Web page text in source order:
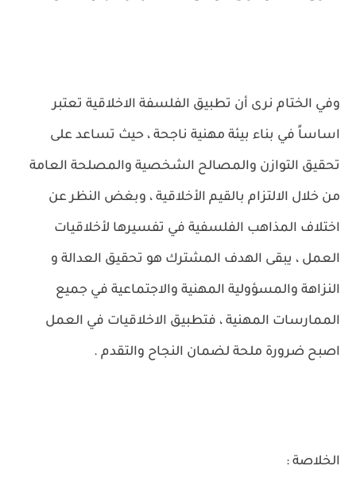
وفي الختام نرى أن تطبيق الفلسفة الاخلاقية تعتبر
اساساً في بناء بيئة مهنية ناجحة ، حيث تساعد على
تحقيق التوازن والمصالح الشخصية والمصلحة العامة
من خلال الالتزام بالقيم الأخلاقية ، وبغض النظر عن
اختلاف المذاهب الفلسفية في تفسيرها لأخلاقيات
العمل ، يبقى الهدف المشترك هو تحقيق العدالة و
النزاهة والمسؤولية المهنية والاجتماعية في جميع
الممارسات المهنية ، فتطبيق الاخلاقيات في العمل
اصبح ضرورة ملحة لضمان النجاح والتقدم .
الخلاصة :